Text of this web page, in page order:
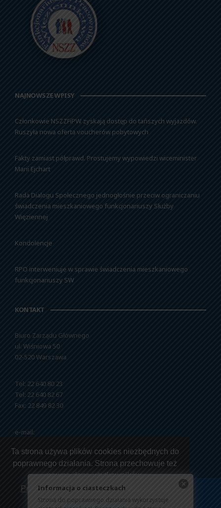
Ta strona używa plików cookies niezbędnych do
poprawnego działania. Strona przechowuje też
pewne dane użytkowników.
Przeczytaj jak korzystamy z twoich danych
NAJNOWSZE WPISY
Członkowie NSZZFiPW zyskają dostęp do tańszych wyjazdów.
Ruszyła nowa oferta voucherów pobytowych
Fakty zamiast półprawd. Prostujemy wypowiedzi wiceminister
Marii Ejchart
Rada Dialogu Społecznego jednogłośnie przeciw ograniczaniu
świadczenia mieszkaniowego funkcjonariuszy Służby
Więziennej
Kondolencje
RPO interweniuje w sprawie świadczenia mieszkaniowego
funkcjonariuszy SW
KONTAKT
Biuro Zarządu Głównego
ul. Wiśniowa 50
02-520 Warszawa
Tel: 22 640 80 23
Tel: 22 640 82 67
Fax: 22 849 82 30
e-mail:
Copyright © 2026 NSZZ Funkcjonariuszy i Pracowników
Informacja o ciasteczkach
Strona do poprawnego działania wykorzystuje